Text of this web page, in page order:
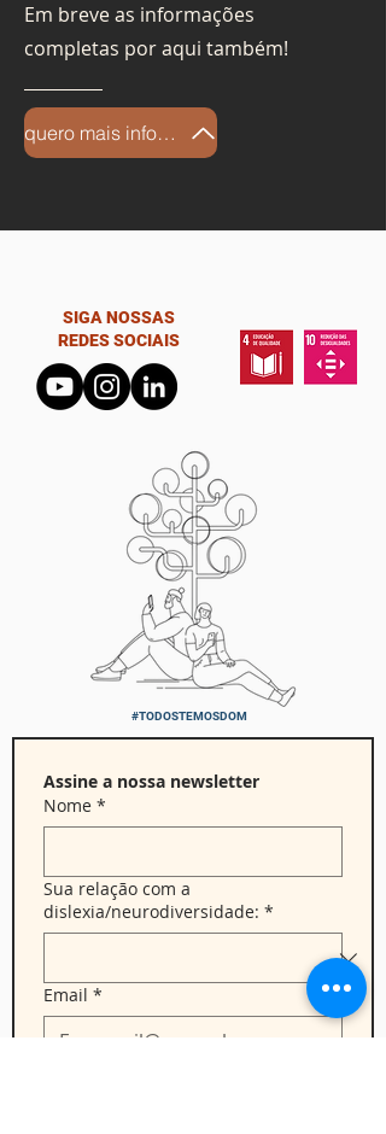
Em breve as informações
completas por aqui também!
quero mais informações
SIGA NOSSAS
REDES SOCIAIS
#TODOSTEMOSDOM
Nome *
Sua relação com a
dislexia/neurodiversidade: *
Email *